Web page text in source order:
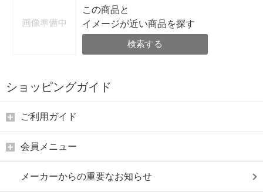
この商品と
イメージが近い商品を探す
検索する
ショッピングガイド
ご利用ガイド
会員メニュー
メーカーからの重要なお知らせ